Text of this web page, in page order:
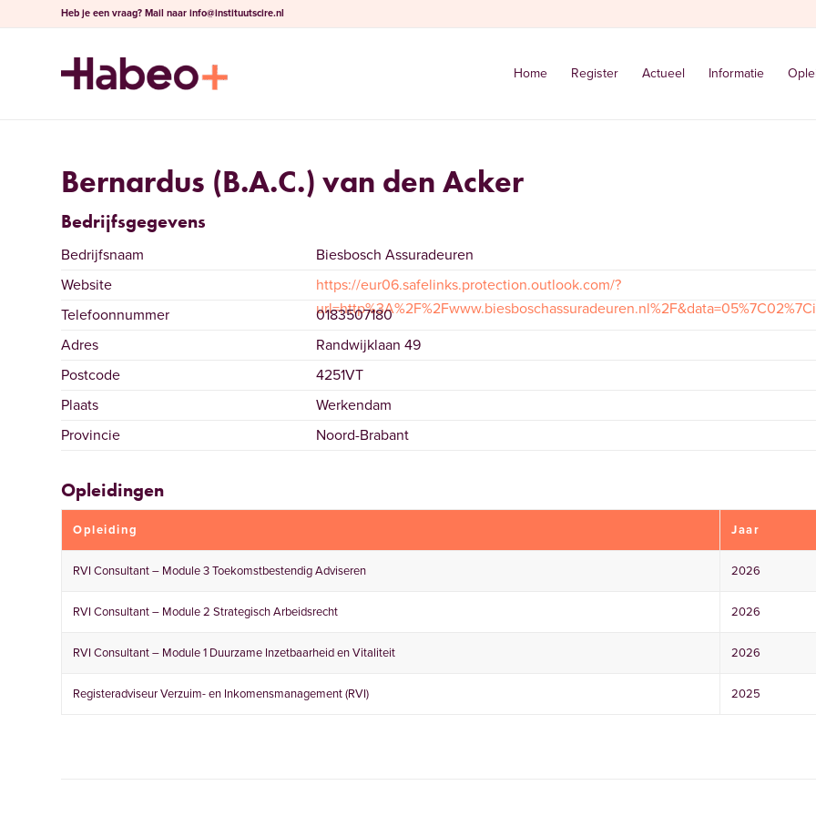
Heb je een vraag? Mail naar info@instituutscire.nl
Home Register Actueel Informatie
Bernardus (B.A.C.) van den Acker
Bedrijfsgegevens
Bedrijfsnaam
Biesbosch Assuradeuren
Website
https://eur06.safelinks.protection.outlook.com/?
Telefoonnummer
0183507180
Adres
Randwijklaan 49
Postcode
4251VT
Plaats
Werkendam
Provincie
Noord-Brabant
Opleidingen
Opleiding Jaar
RVI Consultant – Module 3 Toekomstbestendig Adviseren 2026
RVI Consultant – Module 2 Strategisch Arbeidsrecht 2026
RVI Consultant – Module 1 Duurzame Inzetbaarheid en Vitaliteit 2026
Registeradviseur Verzuim- en Inkomensmanagement (RVI) 2025